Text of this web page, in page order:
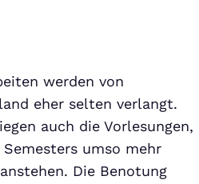
werden von
eher selten verlangt.
auch die Vorlesungen,
umso mehr
Die Benotung